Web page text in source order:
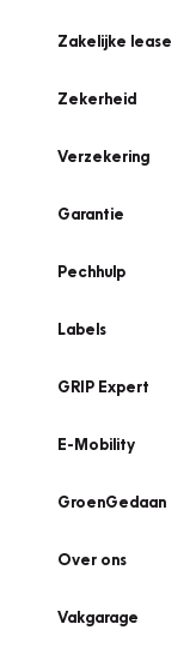
Zakelijke lease
Zekerheid
Verzekering
Garantie
Pechhulp
Labels
GRIP Expert
E-Mobility
GroenGedaan
Over ons
Vakgarage